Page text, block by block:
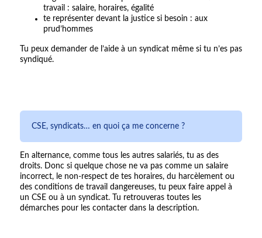
travail : salaire, horaires, égalité
te représenter devant la justice si besoin : aux
prud’hommes
Tu peux demander de l’aide à un syndicat même si tu n’es pas
syndiqué.
CSE, syndicats… en quoi ça me concerne ?
En alternance, comme tous les autres salariés, tu as des
droits. Donc si quelque chose ne va pas comme un salaire
incorrect, le non-respect de tes horaires, du harcèlement ou
des conditions de travail dangereuses, tu peux faire appel à
un CSE ou à un syndicat. Tu retrouveras toutes les
démarches pour les contacter dans la description.